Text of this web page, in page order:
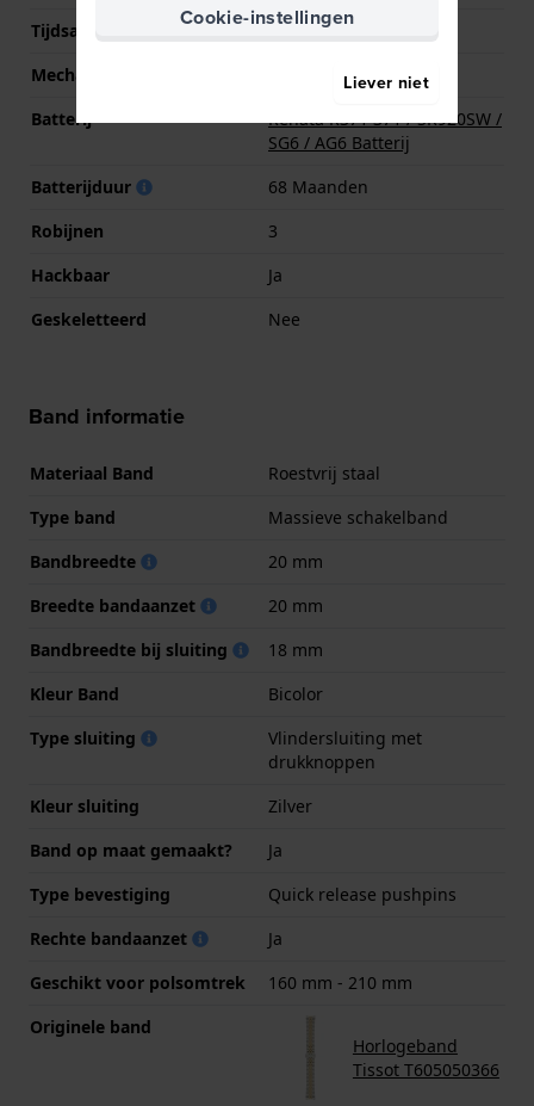
Tijdsaanduiding
Analoog
Mechanisme
Batterij
Renata R371 371 / SR920SW /
SG6 / AG6 Batterij
Batterijduur
68 Maanden
Robijnen
3
Hackbaar
Ja
Geskeletteerd
Nee
Band informatie
Materiaal Band
Roestvrij staal
Type band
Massieve schakelband
Bandbreedte
20 mm
Breedte bandaanzet
20 mm
Bandbreedte bij sluiting
18 mm
Kleur Band
Bicolor
Type sluiting
Vlindersluiting met
drukknoppen
Kleur sluiting
Zilver
Band op maat gemaakt?
Ja
Type bevestiging
Quick release pushpins
Rechte bandaanzet
Ja
Geschikt voor polsomtrek
160 mm - 210 mm
Originele band
Horlogeband
Tissot T605050366
Cookie-instellingen
Liever niet